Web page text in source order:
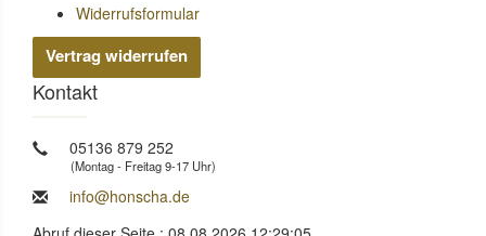
Widerrufsformular
Vertrag widerrufen
Kontakt
05136 879 252
(Montag - Freitag 9-17 Uhr)
info@honscha.de